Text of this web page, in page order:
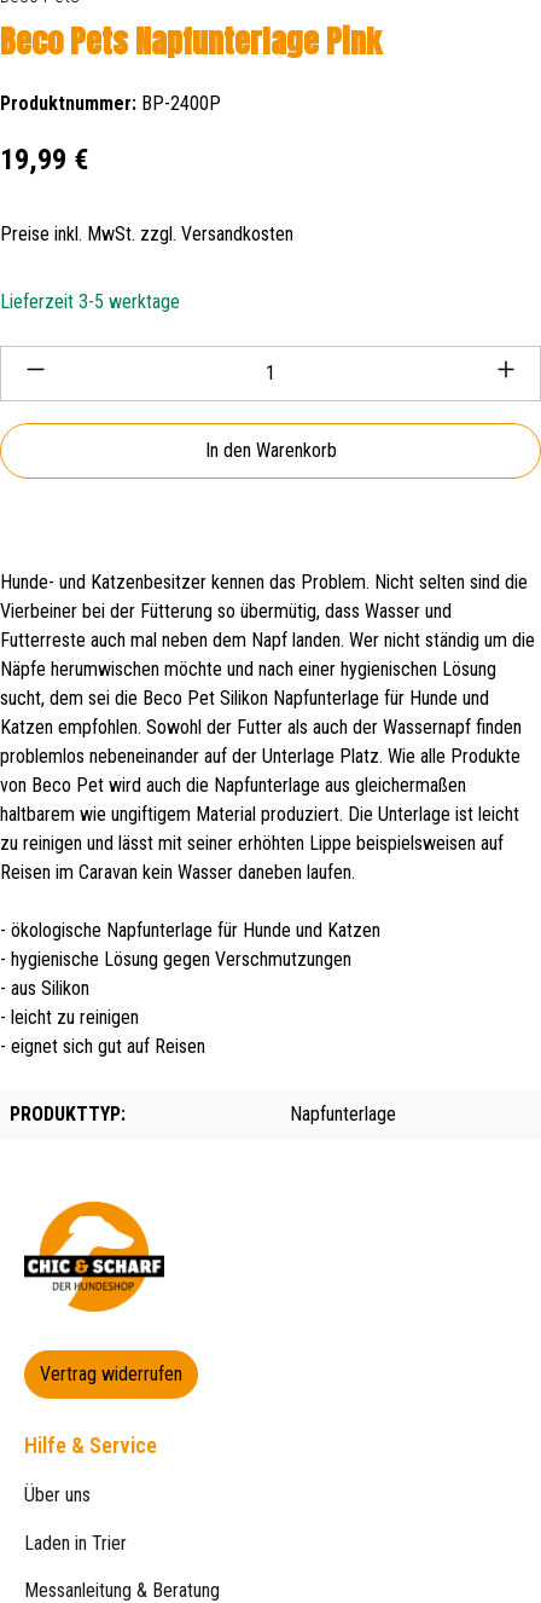
Beco Pets Napfunterlage Pink
Produktnummer: BP-2400P
Regulärer Preis:
19,99 €
Preise inkl. MwSt. zzgl. Versandkosten
Lieferzeit 3-5 werktage
Produkt Anzahl: Gib den gewünschten Wert ein oder
In den Warenkorb
Hunde- und Katzenbesitzer kennen das Problem. Nicht selten sind die
Vierbeiner bei der Fütterung so übermütig, dass Wasser und
Futterreste auch mal neben dem Napf landen. Wer nicht ständig um die
Näpfe herumwischen möchte und nach einer hygienischen Lösung
sucht, dem sei die Beco Pet Silikon Napfunterlage für Hunde und
Katzen empfohlen. Sowohl der Futter als auch der Wassernapf finden
problemlos nebeneinander auf der Unterlage Platz. Wie alle Produkte
von Beco Pet wird auch die Napfunterlage aus gleichermaßen
haltbarem wie ungiftigem Material produziert. Die Unterlage ist leicht
zu reinigen und lässt mit seiner erhöhten Lippe beispielsweisen auf
Reisen im Caravan kein Wasser daneben laufen.
- ökologische Napfunterlage für Hunde und Katzen
- hygienische Lösung gegen Verschmutzungen
- aus Silikon
- leicht zu reinigen
- eignet sich gut auf Reisen
PRODUKTTYP: Napfunterlage
Vertrag widerrufen
Hilfe & Service
Über uns
Laden in Trier
Messanleitung & Beratung